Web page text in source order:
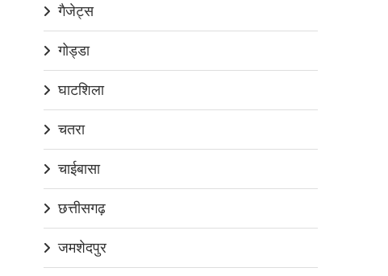
गैजेट्स
गोड्डा
घाटशिला
चतरा
चाईबासा
छत्तीसगढ़
जमशेदपुर